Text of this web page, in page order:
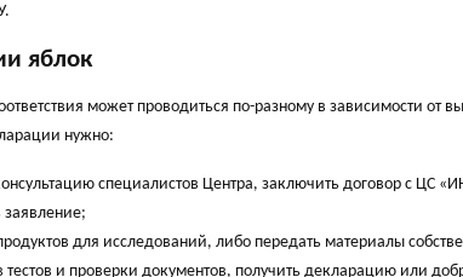
яблок
может проводиться по-разному в зависимости от
нужно:
специалистов Центра, заключить договор с ЦС
для исследований, либо передать материалы
тестов и проверки документов, получить декларацию или